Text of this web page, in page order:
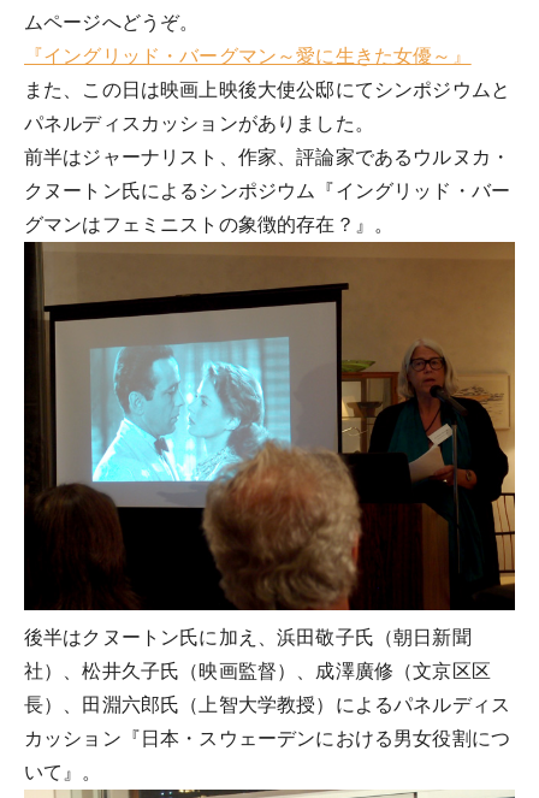
ムページへどうぞ。
『イングリッド・バーグマン～愛に生きた女優～』
また、この日は映画上映後大使公邸にてシンポジウムと
パネルディスカッションがありました。
前半はジャーナリスト、作家、評論家であるウルヌカ・
クヌートン氏によるシンポジウム『イングリッド・バー
グマンはフェミニストの象徴的存在？』。
後半はクヌートン氏に加え、浜田敬子氏（朝日新聞
社）、松井久子氏（映画監督）、成澤廣修（文京区区
長）、田淵六郎氏（上智大学教授）によるパネルディス
カッション『日本・スウェーデンにおける男女役割につ
いて』。